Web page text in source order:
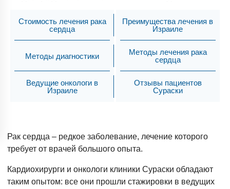
Стоимость лечения рака
сердца
Преимущества лечения в
Израиле
Методы диагностики
Методы лечения рака
сердца
Ведущие онкологи в
Израиле
Отзывы пациентов
Сураски
Рак сердца – редкое заболевание, лечение которого
требует от врачей большого опыта.
Кардиохирурги и онкологи клиники Сураски обладают
таким опытом: все они прошли стажировки в ведущих